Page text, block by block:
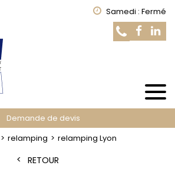
Samedi : Fermé
Demande de devis
relamping relamping Lyon
RETOUR